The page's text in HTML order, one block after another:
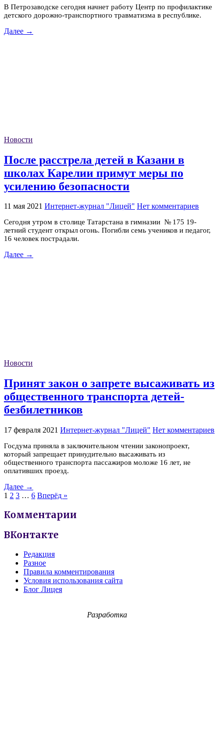
В Петрозаводске сегодня начнет работу Центр по профилактике
детского дорожно-транспортного травматизма в республике.
Далее →
Новости
После расстрела детей в Казани в
школах Карелии примут меры по
усилению безопасности
11 мая 2021 Интернет-журнал "Лицей" Нет комментариев
Сегодня утром в столице Татарстана в гимназии № 175 19-
летний студент открыл огонь. Погибли семь учеников и педагог,
16 человек пострадали.
Далее →
Новости
Принят закон о запрете высаживать из
общественного транспорта детей-
безбилетников
17 февраля 2021 Интернет-журнал "Лицей" Нет комментариев
Госдума приняла в заключительном чтении законопроект,
который запрещает принудительно высаживать из
общественного транспорта пассажиров моложе 16 лет, не
оплативших проезд.
Далее →
1 2 3 … 6 Вперёд »
Комментарии
ВКонтакте
Редакция
Разное
Правила комментирования
Условия использования сайта
Блог Лицея
Разработка